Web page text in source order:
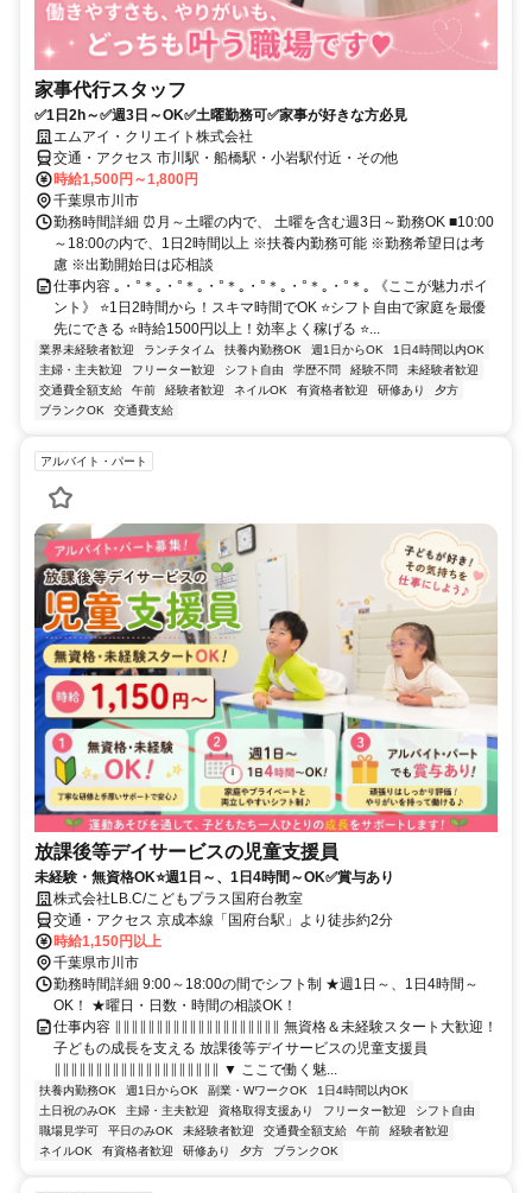
家事代行スタッフ
✅1日2h～✅週3日～OK✅土曜勤務可✅家事が好きな方必見
エムアイ・クリエイト株式会社
交通・アクセス 市川駅・船橋駅・小岩駅付近・その他
時給1,500円～1,800円
千葉県市川市
勤務時間詳細 ⏰月～土曜の内で、 土曜を含む週3日～勤務OK ■10:00
～18:00の内で、1日2時間以上 ※扶養内勤務可能 ※勤務希望日は考
慮 ※出勤開始日は応相談
仕事内容 ｡・°＊｡・°＊｡・°＊｡・°＊｡・°＊｡・°＊｡ 《ここが魅力ポイ
ント》 ⭐1日2時間から！スキマ時間でOK ⭐シフト自由で家庭を最優
先にできる ⭐時給1500円以上！効率よく稼げる ⭐...
業界未経験者歓迎 ランチタイム 扶養内勤務OK 週1日からOK
1日4時間以内OK
主婦・主夫歓迎
フリーター歓迎 シフト自由 学歴不問 経験不問
未経験者歓迎
交通費全額支給
午前 経験者歓迎 ネイルOK 有資格者歓迎 研修あり
夕方
ブランクOK
交通費支給
アルバイト・パート
放課後等デイサービスの児童支援員
未経験・無資格OK⭐週1日～、1日4時間～OK✅賞与あり
株式会社LB.C/こどもプラス国府台教室
交通・アクセス 京成本線「国府台駅」より徒歩約2分
時給1,150円以上
千葉県市川市
勤務時間詳細 9:00～18:00の間でシフト制 ★週1日～、1日4時間～
OK！ ★曜日・日数・時間の相談OK！
仕事内容 ∥∥∥∥∥∥∥∥∥∥∥∥∥∥∥∥∥∥∥∥ 無資格＆未経験スタート大歓迎！
子どもの成長を支える 放課後等デイサービスの児童支援員
∥∥∥∥∥∥∥∥∥∥∥∥∥∥∥∥∥∥∥∥ ▼ ここで働く魅...
扶養内勤務OK 週1日からOK 副業・WワークOK
1日4時間以内OK
土日祝のみOK
主婦・主夫歓迎 資格取得支援あり フリーター歓迎
シフト自由
職場見学可
平日のみOK 未経験者歓迎 交通費全額支給 午前
経験者歓迎
ネイルOK
有資格者歓迎 研修あり 夕方 ブランクOK